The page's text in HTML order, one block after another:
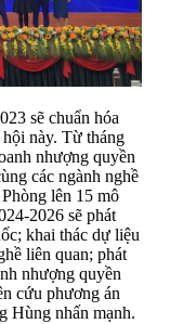
sẽ chuẩn hóa
này. Từ tháng
nhượng quyền
các ngành nghề
lên 15 mô
2026 sẽ phát
khai thác dự liệu
liên quan; phát
nhượng quyền
cứu phương án
Hùng nhấn mạnh.